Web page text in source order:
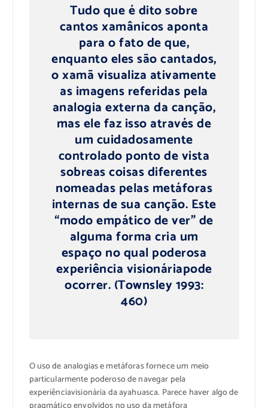
Tudo que édito sobre
cantos xamânicos aponta
para o fato deque,
enquanto elessão cantados,
o xamã visualiza ativamente
as imagens referidas pela
analogia externa da canção,
mas elefaz isso através de
um cuidadosamente
controlado ponto de vista
sobreascoisas diferentes
nomeadas pelas metáforas
internasdesua canção. Este
“modo empático de ver” de
alguma forma cria um
espaço no qual poderosa
experiência visionáriapode
ocorrer. (Townsley1993:
460)
O uso deanalogias e metáforasforneceum meio
particularmente poderosode navegar pela
experiênciavisionária daayahuasca. Parece haveralgo de